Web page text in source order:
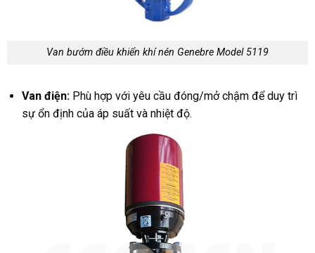
Van bướm điều khiển khí nén Genebre Model 5119
Van điện:Phù hợp với yêu cầu đóng/mở chậm để duy trì
sự ổn định của áp suất và nhiệt độ.